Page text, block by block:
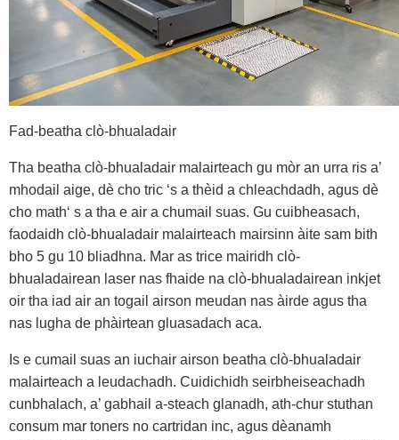
Fad-beatha clò-bhualadair
Tha beatha clò-bhualadair malairteach gu mòr an urra ris a’
mhodail aige, dè cho tric ‘s a thèid a chleachdadh, agus dè
cho math‘ s a tha e air a chumail suas. Gu cuibheasach,
faodaidh clò-bhualadair malairteach mairsinn àite sam bith
bho 5 gu 10 bliadhna. Mar as trice mairidh clò-
bhualadairean laser nas fhaide na clò-bhualadairean inkjet
oir tha iad air an togail airson meudan nas àirde agus tha
nas lugha de phàirtean gluasadach aca.
Is e cumail suas an iuchair airson beatha clò-bhualadair
malairteach a leudachadh. Cuidichidh seirbheiseachadh
cunbhalach, a’ gabhail a-steach glanadh, ath-chur stuthan
consum mar toners no cartridan inc, agus dèanamh